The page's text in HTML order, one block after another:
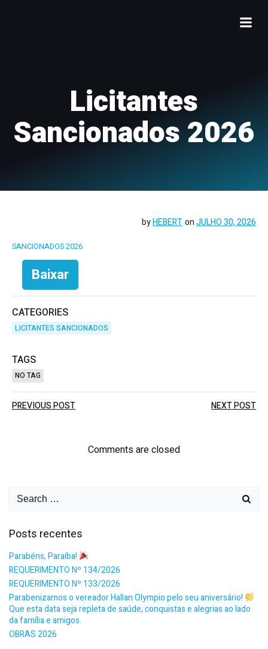
Licitantes
Sancionados 2026
byHEBERTonJULHO 30, 2026
SANCIONADOS 2026
Baixar
CATEGORIES
LICITANTES SANCIONADOS
TAGS
NO TAG
PREVIOUS POST NEXT POST
Comments are closed
Posts recentes
Parabéns, Paraíba!
REQUERIMENTO Nº 134/2026
REQUERIMENTO Nº 133/2026
Parabenizamos o vereador Hallan Olympio pelo seu aniversário!
Que esta data seja repleta de saúde, conquistas e alegrias ao lado
da família e amigos.
OBRAS 2026